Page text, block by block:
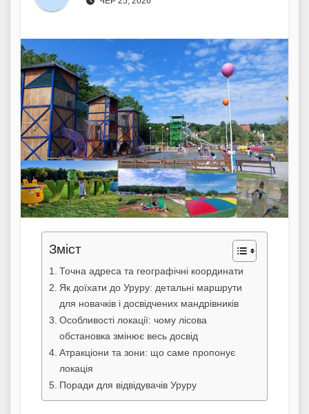
Зміст
Точна адреса та географічні координати
Як доїхати до Уруру: детальні маршрути
для новачків і досвідчених мандрівників
Особливості локації: чому лісова
обстановка змінює весь досвід
Атракціони та зони: що саме пропонує
локація
Поради для відвідувачів Уруру